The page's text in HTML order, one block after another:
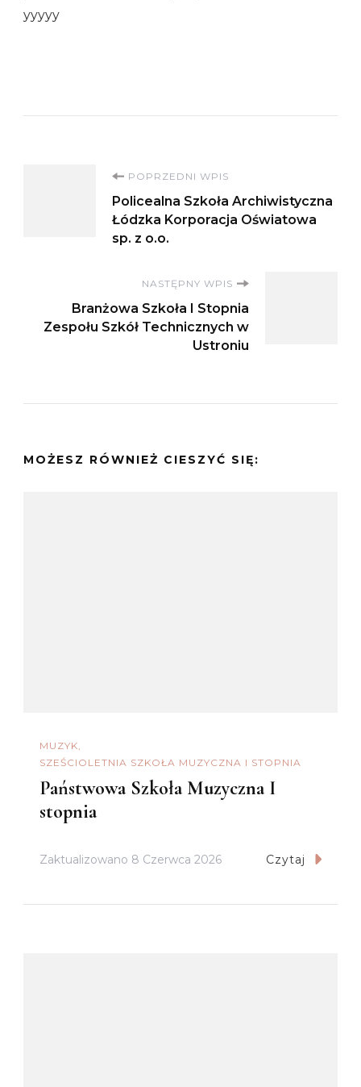
yyyyy
Nawigacja
wpisu
POPRZEDNI WPIS
Policealna Szkoła Archiwistyczna
Łódzka Korporacja Oświatowa
sp. z o.o.
NASTĘPNY WPIS
Branżowa Szkoła I Stopnia
Zespołu Szkół Technicznych w
Ustroniu
MOŻESZ RÓWNIEŻ CIESZYĆ SIĘ:
MUZYK
SZEŚCIOLETNIA SZKOŁA MUZYCZNA I STOPNIA
Państwowa Szkoła Muzyczna I
stopnia
Zaktualizowano 8 Czerwca 2026 Czytaj